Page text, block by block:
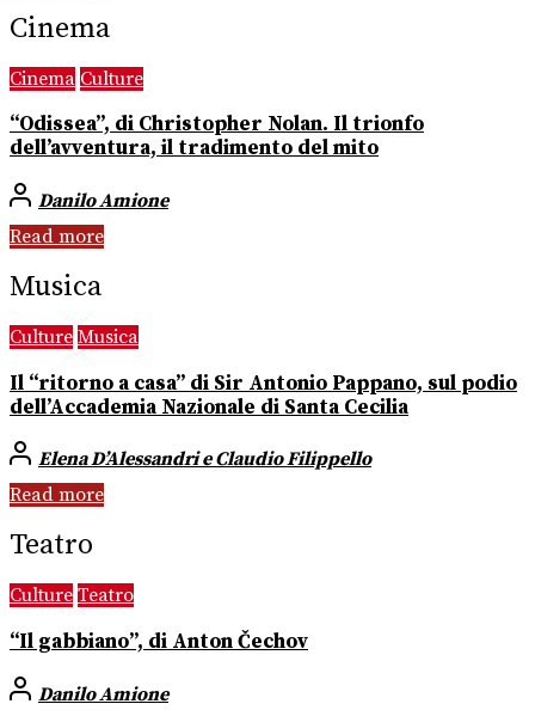
Cinema
Cinema Culture
“Odissea”, di Christopher Nolan. Il trionfo
dell’avventura, il tradimento del mito
Danilo Amione
Read more
Musica
Culture Musica
Il “ritorno a casa” di Sir Antonio Pappano, sul podio
dell’Accademia Nazionale di Santa Cecilia
Elena D’Alessandri e Claudio Filippello
Read more
Teatro
Culture Teatro
“Il gabbiano”, di Anton Čechov
Danilo Amione